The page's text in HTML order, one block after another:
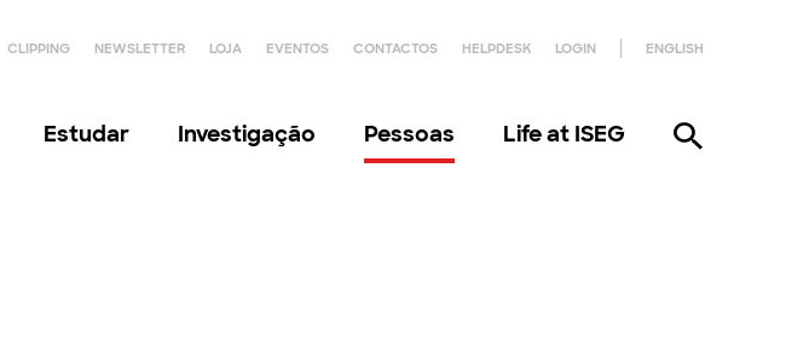
CLIPPING NEWSLETTER LOJA EVENTOS CONTACTOS HELPDESK LOGIN ENGLISH
Estudar Investigação Pessoas Life at ISEG